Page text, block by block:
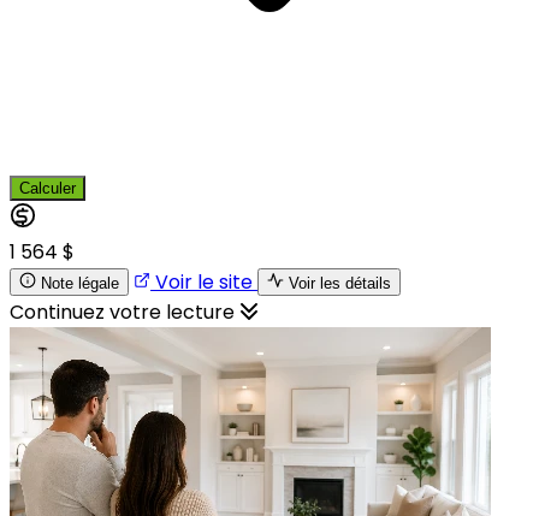
Calculer
1 564 $
Note légale Voir le site Voir les détails
Continuez votre lecture